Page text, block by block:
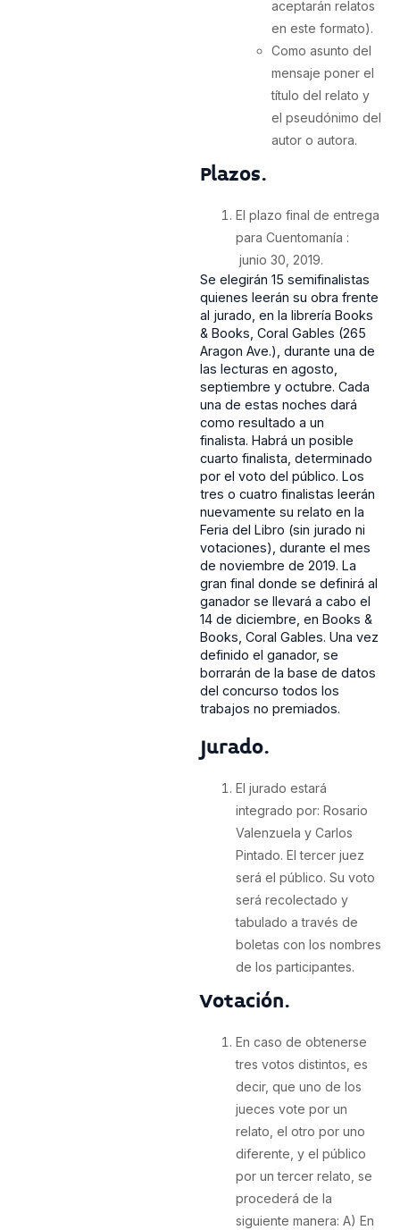
aceptarán relatos
en este formato).
Como asunto del
mensaje poner el
título del relato y
el pseudónimo del
autor o autora.
Plazos.
El plazo final de entrega
para Cuentomanía :
junio 30, 2019.
Se elegirán 15 semifinalistas
quienes leerán su obra frente
al jurado, en la librería Books
& Books, Coral Gables (265
Aragon Ave.), durante una de
las lecturas en agosto,
septiembre y octubre. Cada
una de estas noches dará
como resultado a un
finalista. Habrá un posible
cuarto finalista, determinado
por el voto del público. Los
tres o cuatro finalistas leerán
nuevamente su relato en la
Feria del Libro (sin jurado ni
votaciones), durante el mes
de noviembre de 2019. La
gran final donde se definirá al
ganador se llevará a cabo el
14 de diciembre, en Books &
Books, Coral Gables. Una vez
definido el ganador, se
borrarán de la base de datos
del concurso todos los
trabajos no premiados.
Jurado.
El jurado estará
integrado por: Rosario
Valenzuela y Carlos
Pintado. El tercer juez
será el público. Su voto
será recolectado y
tabulado a través de
boletas con los nombres
de los participantes.
Votación.
En caso de obtenerse
tres votos distintos, es
decir, que uno de los
jueces vote por un
relato, el otro por uno
diferente, y el público
por un tercer relato, se
procederá de la
siguiente manera: A) En